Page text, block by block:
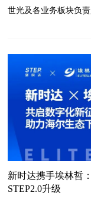
世光及各业务板块负
标志着中曼石油的数
略实施和高质量发展
新时达携手埃林哲
STEP2.0升级